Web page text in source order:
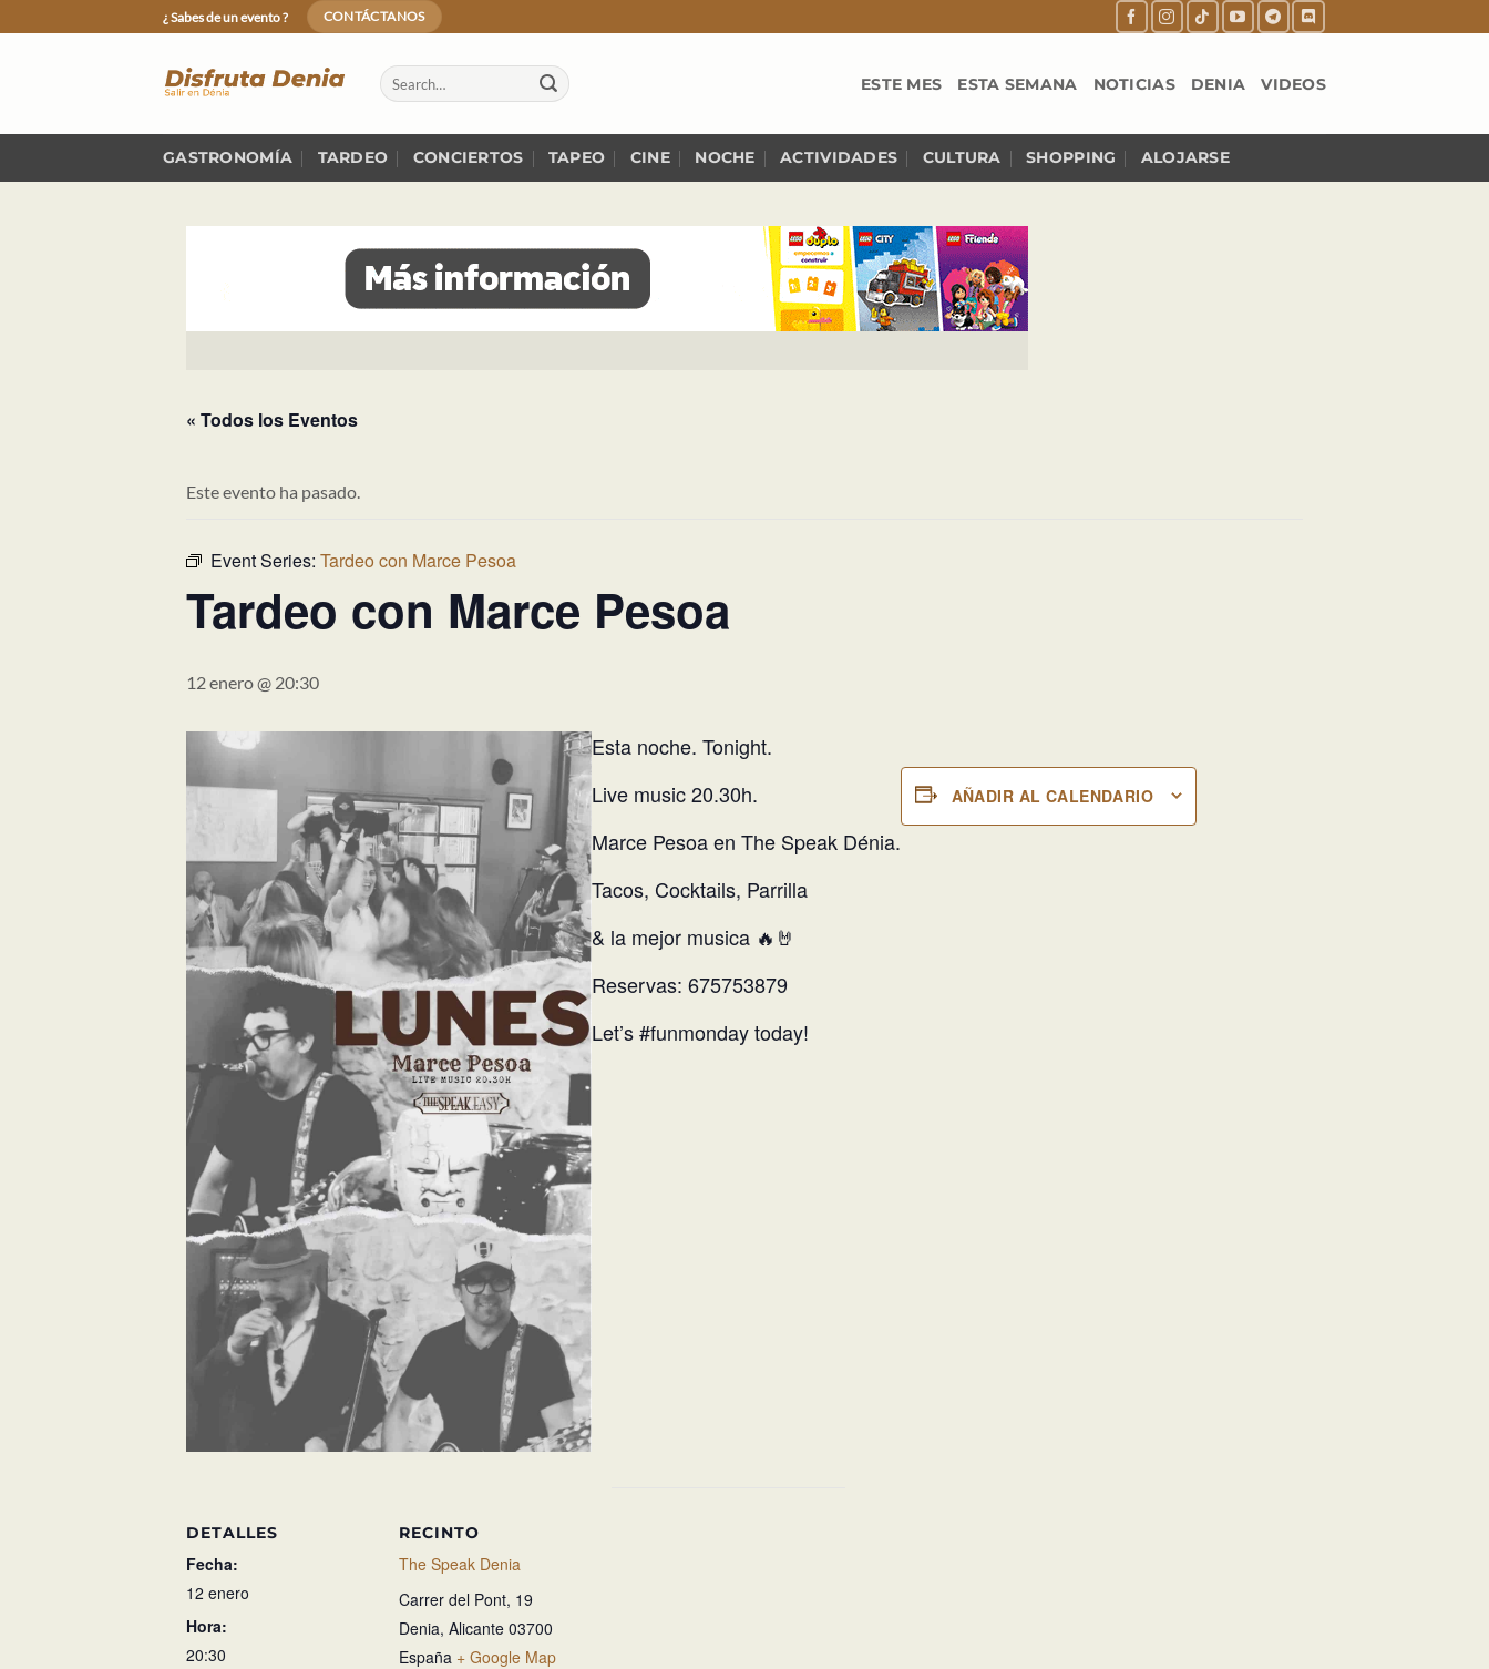
to
¿ Sabes de un evento ? CONTÁCTANOS
ESTE MES ESTA SEMANA NOTICIAS DENIA VIDEOS
GASTRONOMÍA TARDEO CONCIERTOS TAPEO CINE NOCHE ACTIVIDADES CULTURA SHOPPING ALOJARSE
« Todos los Eventos
Este evento ha pasado.
Event Series: Tardeo con Marce Pesoa
Tardeo con Marce Pesoa
12 enero @ 20:30
Esta noche. Tonight.
Live music 20.30h.
Marce Pesoa en The Speak Dénia.
Tacos, Cocktails, Parrilla
& la mejor musica 🔥🤘
Reservas: 675753879
Let’s #funmonday today!
AÑADIR AL CALENDARIO
DETALLES
Fecha:
12 enero
Hora:
20:30
RECINTO
The Speak Denia
Carrer del Pont, 19
Denia, Alicante 03700
España + Google Map